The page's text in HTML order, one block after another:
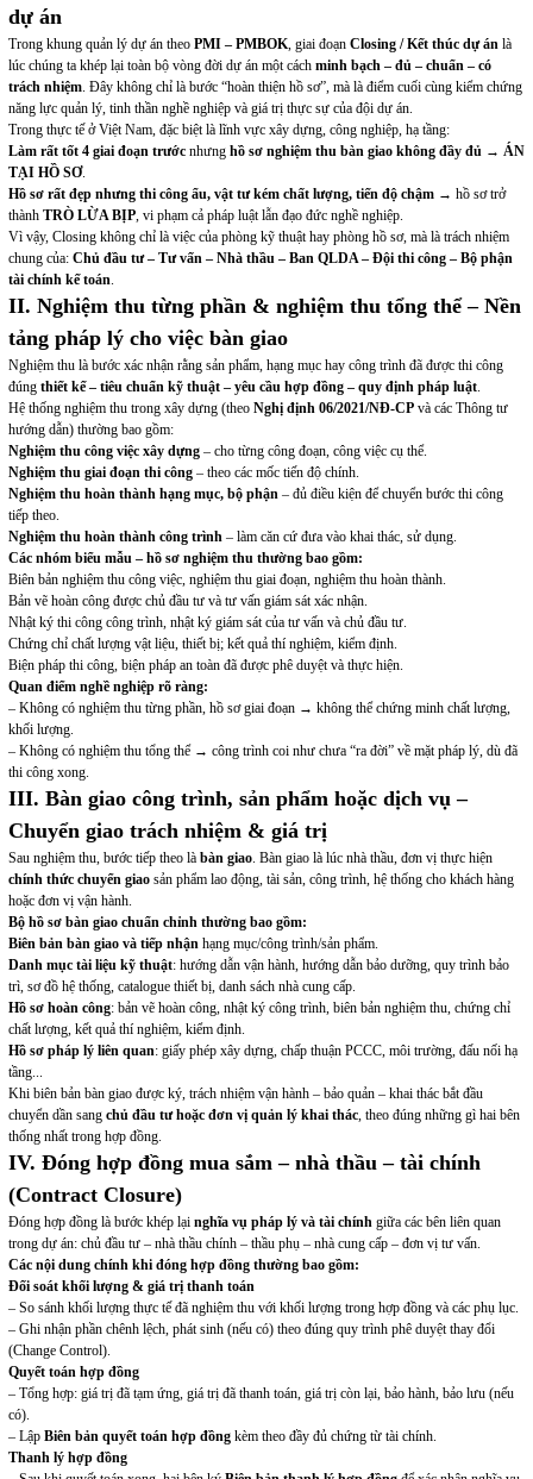
dự án
Trong khung quản lý dự án theo PMI – PMBOK, giai đoạn Closing / Kết thúc dự ánlà
lúc chúng ta khép lại toàn bộ vòng đời dự án một cách minh bạch – đủ – chuẩn – có
trách nhiệm. Đây không chỉ là bước “hoàn thiện hồ sơ”, mà là điểm cuối cùng kiểm chứng
năng lực quản lý, tinh thần nghề nghiệp và giá trị thực sự của đội dự án.
Trong thực tế ở Việt Nam, đặc biệt là lĩnh vực xây dựng, công nghiệp, hạ tầng:
Làm rất tốt 4 giai đoạn trướcnhưng hồ sơ nghiệm thu bàn giao không đầy đủ→ ÁN
TẠI HỒ SƠ.
Hồ sơ rất đẹp nhưng thi công ẩu, vật tư kém chất lượng, tiến độ chậm→ hồ sơ trở
thành TRÒ LỪA BỊP, vi phạm cả pháp luật lẫn đạo đức nghề nghiệp.
Vì vậy, Closing không chỉ là việc của phòng kỹ thuật hay phòng hồ sơ, mà là trách nhiệm
chung của: Chủ đầu tư – Tư vấn – Nhà thầu – Ban QLDA – Đội thi công – Bộ phận
tài chính kế toán.
II. Nghiệm thu từng phần & nghiệm thu tổng thể – Nền
tảng pháp lý cho việc bàn giao
Nghiệm thu là bước xác nhận rằng sản phẩm, hạng mục hay công trình đã được thi công
đúng thiết kế – tiêu chuẩn kỹ thuật – yêu cầu hợp đồng – quy định pháp luật.
Hệ thống nghiệm thu trong xây dựng (theo Nghị định 06/2021/NĐ-CPvà các Thông tư
hướng dẫn) thường bao gồm:
Nghiệm thu công việc xây dựng– cho từng công đoạn, công việc cụ thể.
Nghiệm thu giai đoạn thi công– theo các mốc tiến độ chính.
Nghiệm thu hoàn thành hạng mục, bộ phận– đủ điều kiện để chuyển bước thi công
tiếp theo.
Nghiệm thu hoàn thành công trình– làm căn cứ đưa vào khai thác, sử dụng.
Các nhóm biểu mẫu – hồ sơ nghiệm thu thường bao gồm:
Biên bản nghiệm thu công việc, nghiệm thu giai đoạn, nghiệm thu hoàn thành.
Bản vẽ hoàn công được chủ đầu tư và tư vấn giám sát xác nhận.
Nhật ký thi công công trình, nhật ký giám sát của tư vấn và chủ đầu tư.
Chứng chỉ chất lượng vật liệu, thiết bị; kết quả thí nghiệm, kiểm định.
Biện pháp thi công, biện pháp an toàn đã được phê duyệt và thực hiện.
Quan điểm nghề nghiệp rõ ràng:
– Không có nghiệm thu từng phần, hồ sơ giai đoạn → không thể chứng minh chất lượng,
khối lượng.
– Không có nghiệm thu tổng thể → công trình coi như chưa “ra đời” về mặt pháp lý, dù đã
thi công xong.
III. Bàn giao công trình, sản phẩm hoặc dịch vụ –
Chuyển giao trách nhiệm & giá trị
Sau nghiệm thu, bước tiếp theo là bàn giao. Bàn giao là lúc nhà thầu, đơn vị thực hiện
chính thức chuyển giaosản phẩm lao động, tài sản, công trình, hệ thống cho khách hàng
hoặc đơn vị vận hành.
Bộ hồ sơ bàn giao chuẩn chỉnh thường bao gồm:
Biên bản bàn giao và tiếp nhậnhạng mục/công trình/sản phẩm.
Danh mục tài liệu kỹ thuật: hướng dẫn vận hành, hướng dẫn bảo dưỡng, quy trình bảo
trì, sơ đồ hệ thống, catalogue thiết bị, danh sách nhà cung cấp.
Hồ sơ hoàn công: bản vẽ hoàn công, nhật ký công trình, biên bản nghiệm thu, chứng chỉ
chất lượng, kết quả thí nghiệm, kiểm định.
Hồ sơ pháp lý liên quan: giấy phép xây dựng, chấp thuận PCCC, môi trường, đấu nối hạ
tầng...
Khi biên bản bàn giao được ký, trách nhiệm vận hành – bảo quản – khai thác bắt đầu
chuyển dần sang chủ đầu tư hoặc đơn vị quản lý khai thác, theo đúng những gì hai bên
thống nhất trong hợp đồng.
IV. Đóng hợp đồng mua sắm – nhà thầu – tài chính
(Contract Closure)
Đóng hợp đồng là bước khép lại nghĩa vụ pháp lý và tài chínhgiữa các bên liên quan
trong dự án: chủ đầu tư – nhà thầu chính – thầu phụ – nhà cung cấp – đơn vị tư vấn.
Các nội dung chính khi đóng hợp đồng thường bao gồm:
Đối soát khối lượng & giá trị thanh toán
– So sánh khối lượng thực tế đã nghiệm thu với khối lượng trong hợp đồng và các phụ lục.
– Ghi nhận phần chênh lệch, phát sinh (nếu có) theo đúng quy trình phê duyệt thay đổi
(Change Control).
Quyết toán hợp đồng
– Tổng hợp: giá trị đã tạm ứng, giá trị đã thanh toán, giá trị còn lại, bảo hành, bảo lưu (nếu
có).
– Lập Biên bản quyết toán hợp đồngkèm theo đầy đủ chứng từ tài chính.
Thanh lý hợp đồng